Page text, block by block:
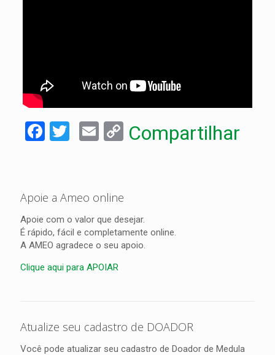
Facebook
TwitterEmail
Copy
Compartilhar
Apoie a Ameo online
Apoie com o valor que desejar.
É rápido, fácil e completamente online.
A AMEO agradece o seu apoio.
Clique aqui para APOIAR
Atualize seu cadastro de DOADOR
Você pode atualizar seu cadastro de Doador de Medula